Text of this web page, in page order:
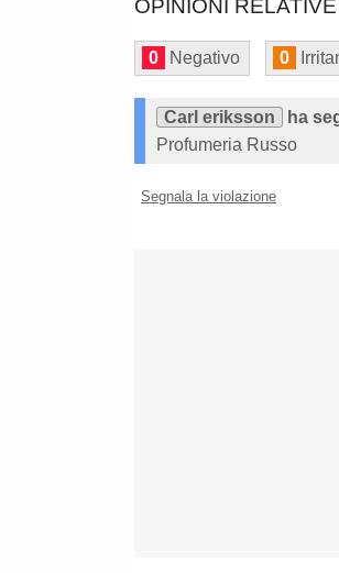
OPINIONI
0 Negativo 0
Carl eriksson
ha
Profumeria Russo
Segnala la violazione